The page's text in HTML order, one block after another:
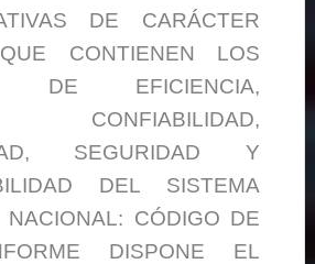
DE CARÁCTER
CONTIENEN LOS
DE EFICIENCIA,
CONFIABILIDAD,
SEGURIDAD Y
DEL SISTEMA
NACIONAL: CÓDIGO DE
DISPONE EL